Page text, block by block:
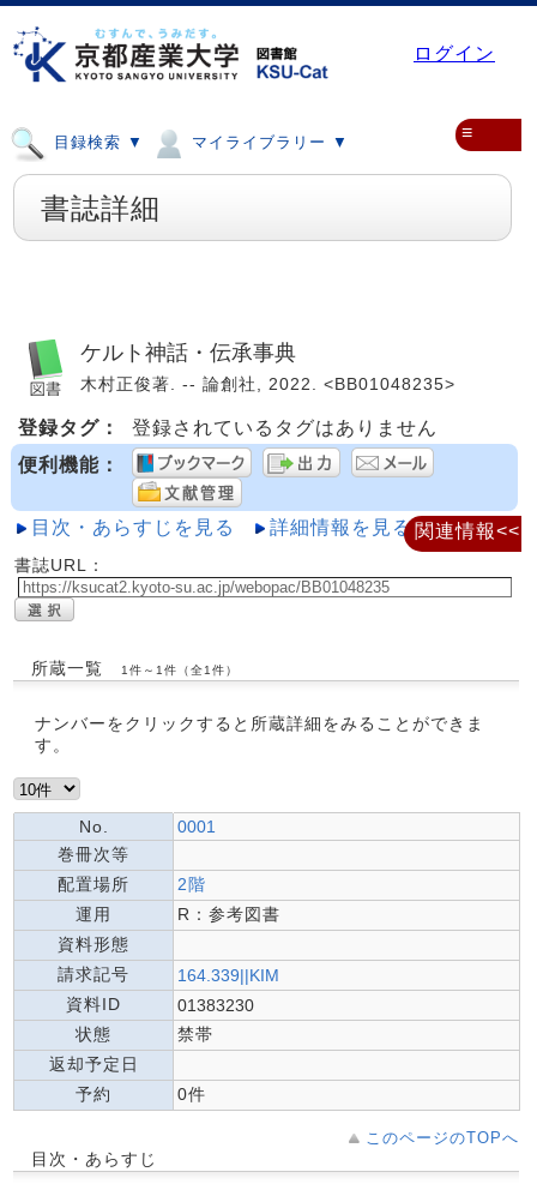
ログイン
目録検索 ▼ マイライブラリー ▼ ≡
書誌詳細
ケルト神話・伝承事典
木村正俊著. -- 論創社, 2022. <BB01048235>
登録タグ：
登録されているタグはありません
便利機能：
目次・あらすじを見る 詳細情報を見る
書誌URL：
所蔵一覧 1件～1件（全1件）
ナンバーをクリックすると所蔵詳細をみることができま
す。
No.
0001
巻冊次等
配置場所
2階
運用
R：参考図書
資料形態
請求記号
164.339||KIM
資料ID
01383230
状態
禁帯
返却予定日
予約
0件
このページのTOPへ
目次・あらすじ
関連情報<<